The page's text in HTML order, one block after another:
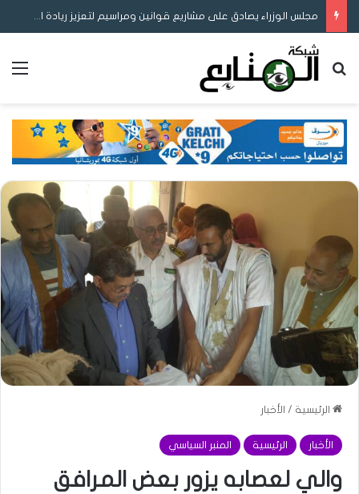
مجلس الوزراء يصادق على مشاريع قوانين ومراسيم لتعزيز ريادة الأعمال والمحتوى المحلي وإصلاح التوثيق والتعليم
بحث عن
الرئيسية / الأخبار
الأخبار الرئيسية المنبر السياسي
والي لعصابه يزور بعض المرافق